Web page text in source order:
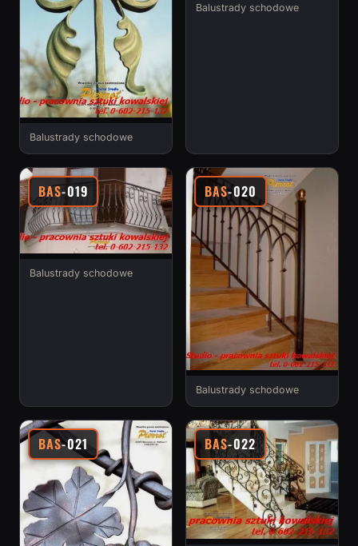
Balustrady schodowe
Balustrady schodowe
BAS-019
Balustrady schodowe
BAS-020
Balustrady schodowe
BAS-021 BAS-022